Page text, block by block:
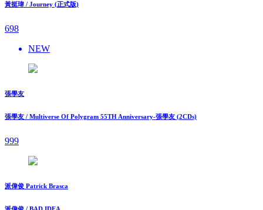
黃挺瑋 / Journey (正式版)
698
NEW
張學友
張學友 / Multiverse Of Polygram 55TH Anniversary-張學友 (2CDs)
999
派偉俊 Patrick Brasca